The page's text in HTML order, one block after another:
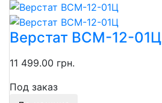
Верстат ВСМ-12-01Ц
11 499.00 грн.
Под заказ